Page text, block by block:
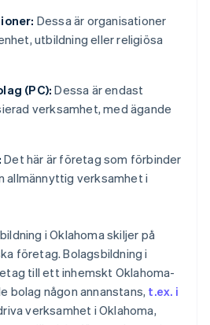
Dessa är organisationer
utbildning eller religiösa
(PC): Dessa är endast
verksamhet, med ägande
Det här är företag som förbinder
allmännyttig verksamhet i
i Oklahoma skiljer på
företag. Bolagsbildning i
till ett inhemskt Oklahoma-
bolag någon annanstans, t.ex. i
verksamhet i Oklahoma,